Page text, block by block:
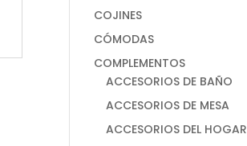
COJINES
CÓMODAS
COMPLEMENTOS
ACCESORIOS DE BAÑO
ACCESORIOS DE MESA
ACCESORIOS DEL HOGAR